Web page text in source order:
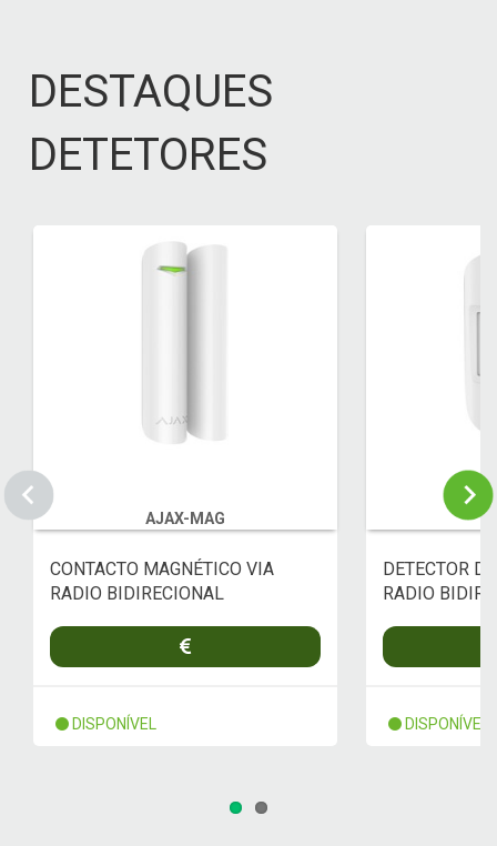
DESTAQUES
DETETORES
AJAX-MAG
CONTACTO MAGNÉTICO VIA
RADIO BIDIRECIONAL
DISPONÍVEL
DETECTOR
RADIO
DISPONÍVEL